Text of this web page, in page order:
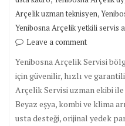
Arçelik uzman teknisyen,
Yenibosna Arçelik yetkili servis
Leave a comment
Yenibosna Arçelik Servisi
için güvenilir, hızlı ve
Arçelik Servisi uzman ekibi
Beyaz eşya, kombi ve klima
usta desteği, orijinal yedek